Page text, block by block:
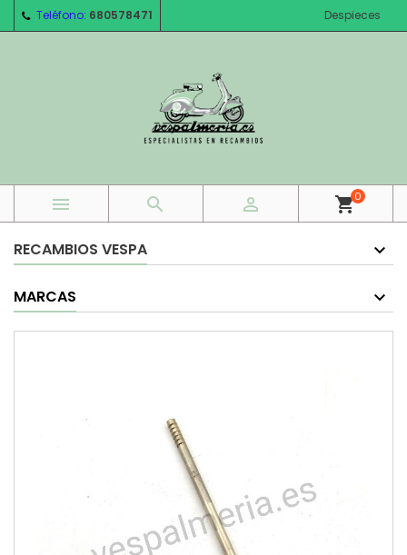
Teléfono: 680578471 Despieces
   shopping_cart0
RECAMBIOS VESPA
MARCAS